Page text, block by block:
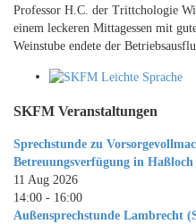
Professor H.C. der Trittchologie
einem leckeren Mittagessen mit
Weinstube endete der
SKFM Veranstaltungen
Sprechstunde zu
Betreuungsverfügung in
11 Aug 2026
14:00 - 16:00
Außensprechstunde Lambrecht